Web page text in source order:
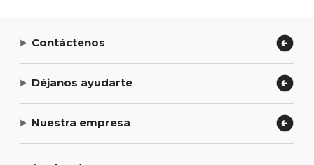
Contáctenos
Déjanos ayudarte
Nuestra empresa